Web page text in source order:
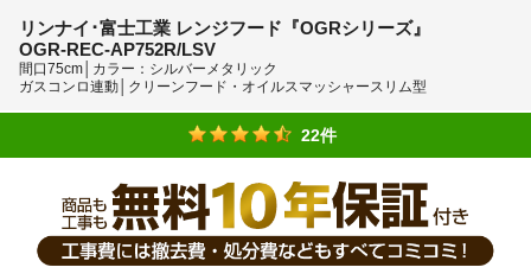
リンナイ･富士工業 レンジフード『OGRシリーズ』
OGR-REC-AP752R/LSV
間口75cm│カラー：シルバーメタリック
ガスコンロ連動│クリーンフード・オイルスマッシャースリム型
22件